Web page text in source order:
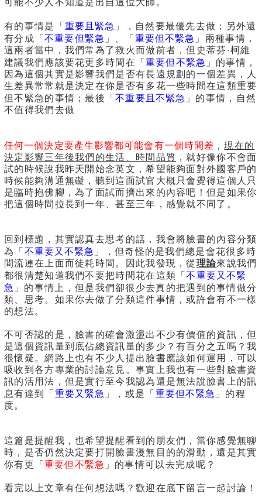
有的事情是「 重要且緊急 」，自然要最優先去做；另外還
有分成「不重要但緊急 」、「 重要但不緊急 」兩種事情，
這兩者當中，我們常為了救火而做前者，但史蒂芬·柯維
建議我們應該要花更多時間在「重要但不緊急 」的事情，
因為這個其實是影響我們是否有長遠規劃的一個差異，人
生差異常常就是決定在你是否有多花一些時間在這類重要
但不緊急的事情；最後「不重要且不緊急 」的事情，自然
不值得我們去做
任何一個決定要產生影響都可能會有一個時間差 ，現在的
決定影響三年後我們的生活、時間品質 ，就好像你不會面
試的時候說我昨天開始念英文，希望能夠面對外國客戶的
時候能夠溝通無礙，聽到這面試官大概只會覺得這個人只
是臨時抱佛腳，為了面試而擠出來的內容吧！但是如果你
把這個時間拉長到一年、甚至三年，感覺就不同了。
回到標題，其實認真去思考的話，我會將臉書的內容分類
為「 不重要又不緊急 」，但奇怪的是我們總是會花很多時
間流連在上面而徒耗時間。因此我發現，從理論來說我們
都很清楚知道我們不要把時間花在這類「不重要又不緊
急 」的事情上，但是我們卻很少去真的把遇到的事情做分
類、思考。如果你去做了分類這件事情，或許會有不一樣
的想法。
不可否認的是，臉書的確會激盪出不少有價值的資訊，但
是這個資訊量到底佔總資訊量的多少？有百分之五嗎？我
很懷疑。網路上也有不少人提出臉書應該如何運用，可以
吸收到各方專業的討論意見。事實上我也有一些對臉書資
訊的活用法，但是實行至今我認為還是無法說臉書上的訊
息有達到「 重要又緊急 」，或是「 重要但不緊急 」的程
度。
這篇是提醒我，也希望提醒看到的朋友們，當你感覺無聊
時，是否仍然決定要打開臉書漫無目的的滑動，還是其實
你有更「重要但不緊急 」的事情可以去完成呢？
看完以上文章有任何想法嗎？歡迎在底下留言一起討論！